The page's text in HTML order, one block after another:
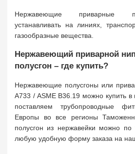
Нержавеющие приварные
устанавливать на линиях,
газообразные вещества.
Нержавеющий приварной
полусгон – где купить?
Нержавеющие полусгоны или
A733 / ASME B36.19 можно купить
поставляем трубопроводные
Европы во все регионы
полусгон из нержавейки можно
любую удобную форму заказа на